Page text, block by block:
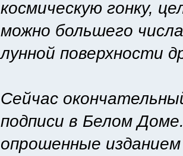
космическую гонку,
можно большего
лунной поверхности
Сейчас
подписи в Белом
опрошенные изданием